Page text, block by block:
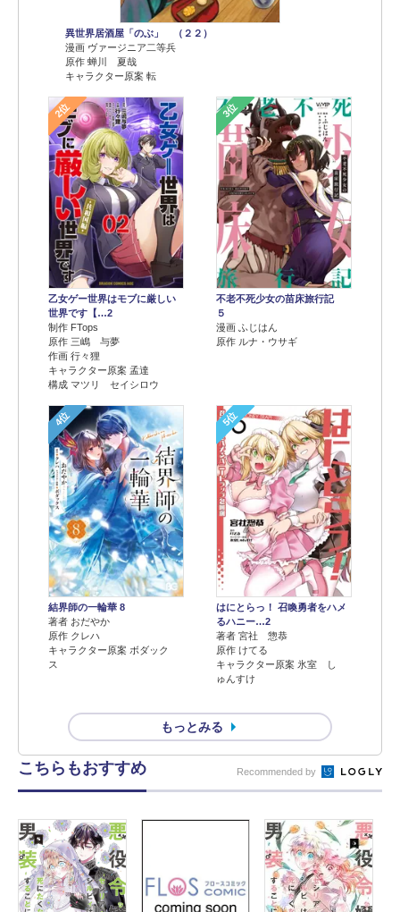
異世界居酒屋「のぶ」 （２２）
漫画 ヴァージニア二等兵
原作 蝉川 夏哉
キャラクター原案 転
2位
乙女ゲー世界はモブに厳しい
世界です【…2
制作 FTops
原作 三嶋 与夢
作画 行々狸
キャラクター原案 孟達
構成 マツリ セイシロウ
3位
不老不死少女の苗床旅行記
５
漫画 ふじはん
原作 ルナ・ウサギ
4位
結界師の一輪華 8
著者 おだやか
原作 クレハ
キャラクター原案 ボダック
ス
5位
はにとらっ！ 召喚勇者をハメ
るハニー…2
著者 宮社 惣恭
原作 けてる
キャラクター原案 氷室 し
ゅんすけ
もっとみる
こちらもおすすめ Recommended by